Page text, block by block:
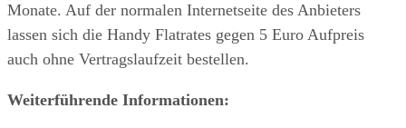
Monate. Auf der normalen Internetseite des Anbieters
lassen sich die Handy Flatrates gegen 5 Euro Aufpreis
auch ohne Vertragslaufzeit bestellen.
Weiterführende Informationen: